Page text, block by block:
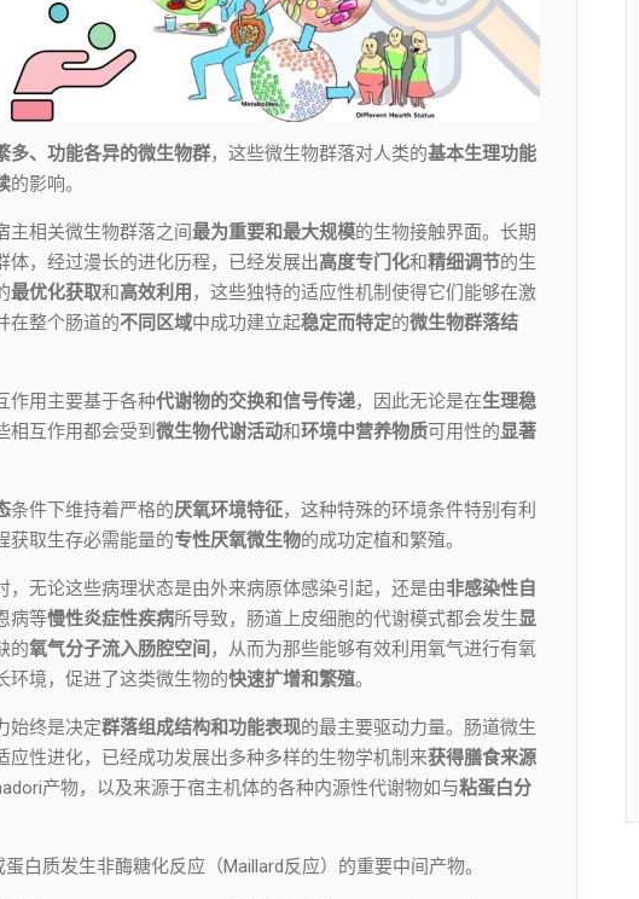
多、功能各异的微生物群，这些微生物群落对人类的基本生理功能
的影响。
主相关微生物群落之间最为重要和最大规模的生物接触界面。长期
体，经过漫长的进化历程，已经发展出高度专门化和精细调节的生
最优化获取和高效利用 ，这些独特的适应性机制使得它们能够在激
在整个肠道的不同区域中成功建立起稳定而特定的微生物群落结
作用主要基于各种代谢物的交换和信号传递，因此无论是在生理稳
相互作用都会受到 微生物代谢活动和环境中营养物质可用性的显著
条件下维持着严格的厌氧环境特征，这种特殊的环境条件特别有利
获取生存必需能量的专性厌氧微生物的成功定植和繁殖。
，无论这些病理状态是由外来病原体感染引起，还是由非感染性自
病等慢性炎症性疾病所导致，肠道上皮细胞的代谢模式都会发生显
的氧气分子流入肠腔空间 ，从而为那些能够有效利用氧气进行有氧
环境，促进了这类微生物的快速扩增和繁殖。
始终是决定群落组成结构和功能表现的最主要驱动力量。肠道微生
应性进化，已经成功发展出多种多样的生物学机制来获得膳食来源
产物，以及来源于宿主机体的各种内源性代谢物如与粘蛋白分
白质发生非酶糖化反应（Maillard反应）的重要中间产物。